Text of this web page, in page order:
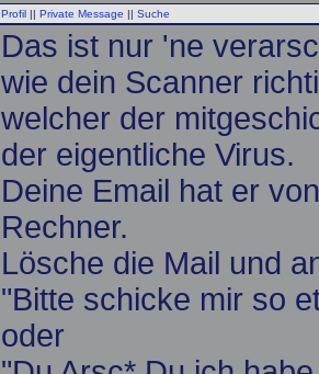
Profil || Private Message || Suche
Das ist nur 'ne
wie dein Scanner
welcher der
der eigentliche Virus.
Deine Email hat er
Rechner.
Lösche die Mail und
"Bitte schicke mir so
oder